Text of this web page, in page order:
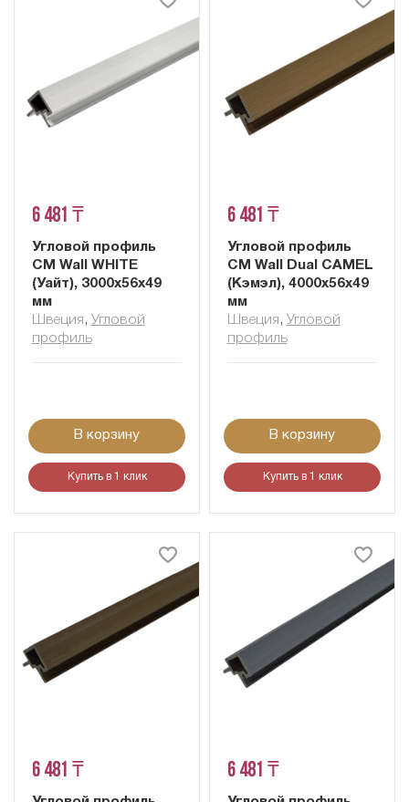
6 481 ₸
Угловой профиль
CM Wall WHITE
(Уайт), 3000х56х49
мм
Швеция , Угловой
профиль
В корзину
Купить в 1 клик
6 481 ₸
Угловой профиль
CM Wall Dual CAMEL
(Кэмэл), 4000х56х49
мм
Швеция , Угловой
профиль
В корзину
Купить в 1 клик
6 481 ₸ 6 481 ₸